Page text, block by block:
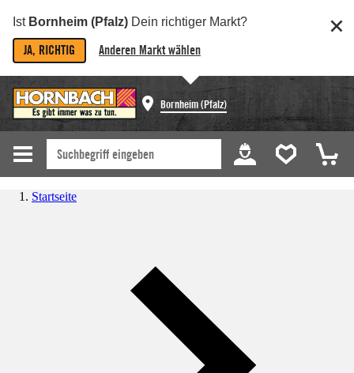
Ist Bornheim (Pfalz) Dein richtiger Markt?
JA, RICHTIG Anderen Markt wählen
Bornheim (Pfalz)
Startseite